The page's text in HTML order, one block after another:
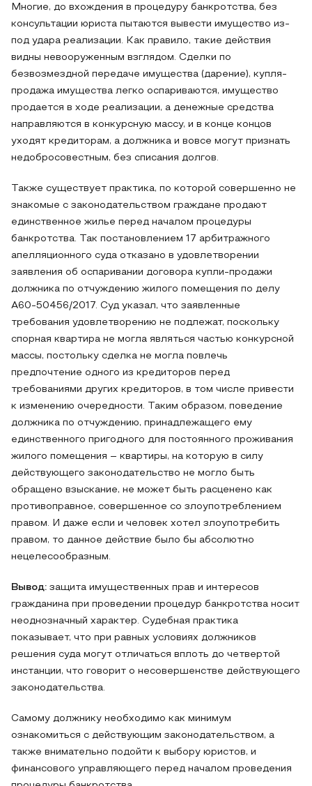
Многие, до вхождения в процедуру банкротства, без
консультации юриста пытаются вывести имущество из-
под удара реализации. Как правило, такие действия
видны невооруженным взглядом. Сделки по
безвозмездной передаче имущества (дарение), купля-
продажа имущества легко оспариваются, имущество
продается в ходе реализации, а денежные средства
направляются в конкурсную массу, и в конце концов
уходят кредиторам, а должника и вовсе могут признать
недобросовестным, без списания долгов.
Также существует практика, по которой совершенно не
знакомые с законодательством граждане продают
единственное жилье перед началом процедуры
банкротства. Так постановлением 17 арбитражного
апелляционного суда отказано в удовлетворении
заявления об оспаривании договора купли-продажи
должника по отчуждению жилого помещения по делу
А60-50456/2017. Суд указал, что заявленные
требования удовлетворению не подлежат, поскольку
спорная квартира не могла являться частью конкурсной
массы, постольку сделка не могла повлечь
предпочтение одного из кредиторов перед
требованиями других кредиторов, в том числе привести
к изменению очередности. Таким образом, поведение
должника по отчуждению, принадлежащего ему
единственного пригодного для постоянного проживания
жилого помещения – квартиры, на которую в силу
действующего законодательство не могло быть
обращено взыскание, не может быть расценено как
противоправное, совершенное со злоупотреблением
правом. И даже если и человек хотел злоупотребить
правом, то данное действие было бы абсолютно
нецелесообразным.
Вывод: защита имущественных прав и интересов
гражданина при проведении процедур банкротства носит
неоднозначный характер. Судебная практика
показывает, что при равных условиях должников
решения суда могут отличаться вплоть до четвертой
инстанции, что говорит о несовершенстве действующего
законодательства.
Самому должнику необходимо как минимум
ознакомиться с действующим законодательством, а
также внимательно подойти к выбору юристов, и
финансового управляющего перед началом проведения